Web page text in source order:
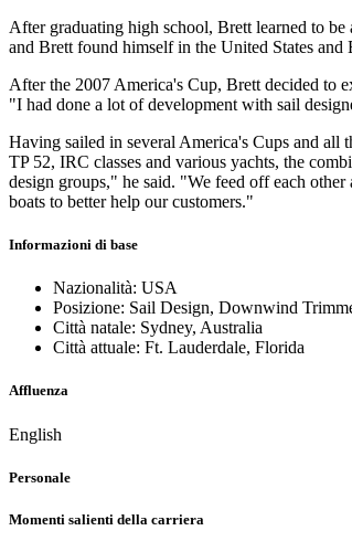
After graduating high school, Brett learned to
and Brett found himself in the United States
After the 2007 America's Cup, Brett decided to
"I had done a lot of development with sail
Having sailed in several America's Cups and all
TP 52, IRC classes and various yachts, the
design groups," he said. "We feed off each
boats to better help our customers."
Informazioni di base
Nazionalità: USA
Posizione: Sail Design, Downwind
Città natale: Sydney, Australia
Città attuale: Ft. Lauderdale, Florida
Affluenza
English
Personale
Momenti salienti della carriera